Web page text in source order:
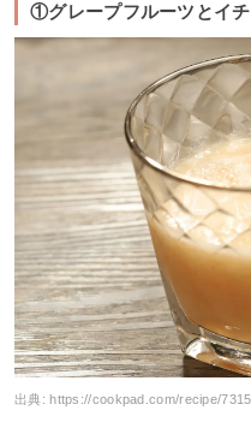
①グレープフルーツとイ
出典:https://cookpad.com/recipe/